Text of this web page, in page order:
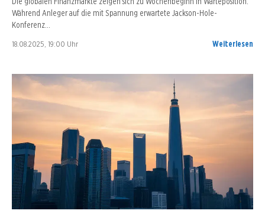
Während Anleger auf die mit Spannung erwartete Jackson-Hole-
Konferenz…
18.08.2025, 19:00 Uhr Weiterlesen